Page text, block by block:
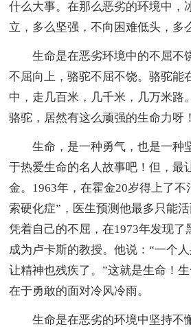
什么大事。在那么恶劣的环境中，
立，多么坚强，不向困难低头，多
生命是在恶劣环境中的不屈不
不屈向上，骆驼不屈不饶。骆驼能
中，走几百米，几千米，几万米路
骆驼，居然有这么顽强的生命力呀
生命，是一种勇气，也是一种
于热爱生命的名人故事吧！但，最
金。1963年，在霍金20岁得上了不
索硬化症”，医生预测他最多只能
凭着自己的不屈，在1973年发现了
成为卢卡斯的教授。他说：“一个
让精神也残疾了。”这就是生命！
在于勇敢的面对冷风冷雨。
生命是在恶劣的环境中坚持不